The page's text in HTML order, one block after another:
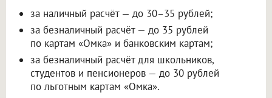
за наличный расчёт — до 30–35 рублей;
за безналичный расчёт — до 35 рублей
по картам «Омка» и банковским картам;
за безналичный расчёт для школьников,
студентов и пенсионеров — до 30 рублей
по льготным картам «Омка».